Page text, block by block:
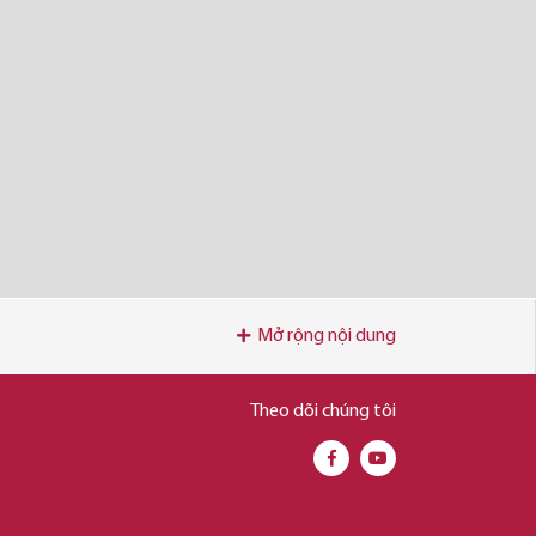
Mở rộng nội dung
Theo dõi chúng tôi